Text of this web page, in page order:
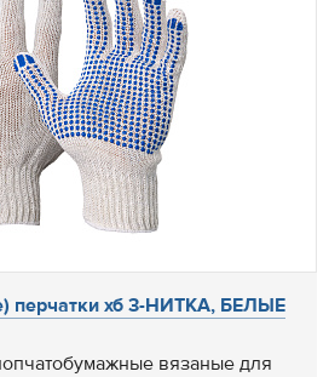
перчатки хб 3-НИТКА, БЕЛЫЕ
вязаные для